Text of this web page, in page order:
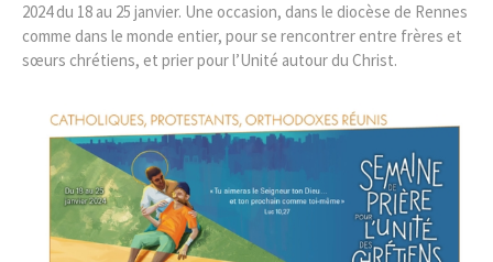
2024 du 18 au 25 janvier. Une occasion, dans le diocèse de Rennes
comme dans le monde entier, pour se rencontrer entre frères et
sœurs chrétiens, et prier pour l’Unité autour du Christ.